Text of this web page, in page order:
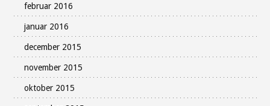
februar 2016
januar 2016
december 2015
november 2015
oktober 2015